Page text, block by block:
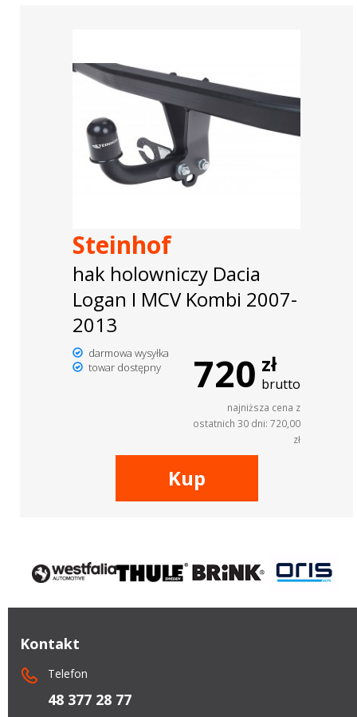
Steinhof
hak holowniczy Dacia
Logan I MCV Kombi 2007-
2013
darmowa wysyłka
towar dostępny
720 zł
brutto
najniższa cena z
ostatnich 30 dni: 720,00
zł
Kup
Kontakt
Telefon
48 377 28 77